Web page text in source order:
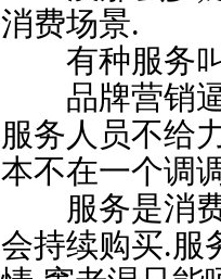
消费场景.
有种服务
品牌营销逼
服务人员不给
本不在一个调
服务是消费
会持续购买.服